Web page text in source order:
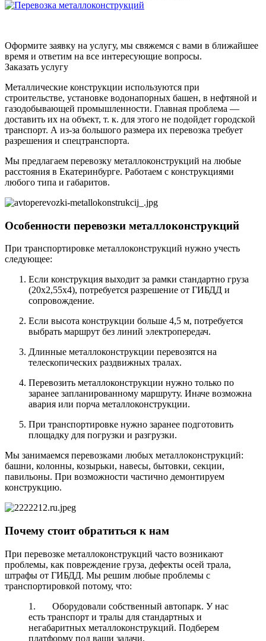
Оформите заявку на услугу, мы свяжемся с вами в ближайшее
время и ответим на все интересующие вопросы.
Заказать услугу
Металлические конструкции используются при
строительстве, установке водонапорных башен, в нефтяной и
газодобывающей промышленности. Главная проблема —
доставить их на объект, т. к. для этого не подойдет городской
транспорт. А из-за большого размера их перевозка требует
разрешения и спецтранспорта.
Мы предлагаем перевозку металлоконструкций на любые
расстояния в Екатеринбурге. Работаем с конструкциями
любого типа и габаритов.
Особенности перевозки металлоконструкций
При транспортировке металлоконструкций нужно учесть
следующее:
Если конструкция выходит за рамки стандартно груза
(20х2,55х4), потребуется разрешение от ГИБДД и
сопровождение.
Если высота конструкции больше 4,5 м, потребуется
выбрать маршрут без линий электропередач.
Длинные металлоконструкции перевозятся на
телескопических раздвижных тралах.
Перевозить металлоконструкции нужно только по
заранее запланированному маршруту. Иначе возможна
авария или порча металлоконструкции.
При транспортировке нужно заранее подготовить
площадку для погрузки и разгрузки.
Мы занимаемся перевозками любых металлоконструкций:
башни, колонны, козырьки, навесы, бытовки, секции,
павильоны. При возможности частично демонтируем
конструкцию.
Почему стоит обратиться к нам
При перевозке металлоконструкций часто возникают
проблемы, как повреждение груза, дефекты осей трала,
штрафы от ГИБДД. Мы решим любые проблемы с
транспортировкой потому, что:
1. Оборудовали собственный автопарк. У нас
есть транспорт и тралы для стандартных и
негабаритных металлоконструкций. Подберем
платформу под ваши задачи.